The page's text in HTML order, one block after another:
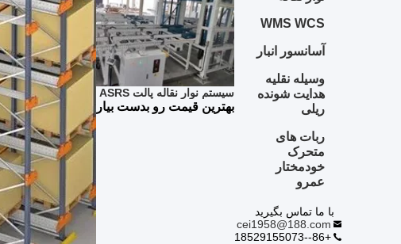
WMS WCS
آسانسور انبار
وسیله نقلیه
هدایت شونده
ریلی
ربات های
متحرک
خودمختار
عمرو
با ما تماس بگیرید
cei1958@188.com
+86--18529155073
سیستم نوار نقاله پالت ASRS
بهترین قیمت رو بدست بیار